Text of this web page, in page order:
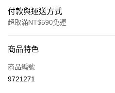
付款與運送方式
超取滿NT$590免運
信用卡一次付款
超商取貨付款
商品特色
商品編號
9721271